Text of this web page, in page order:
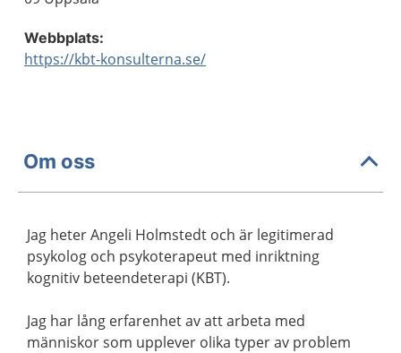
Webbplats:
https://kbt-konsulterna.se/
Om oss
Jag heter Angeli Holmstedt och är legitimerad
psykolog och psykoterapeut med inriktning
kognitiv beteendeterapi (KBT).
Jag har lång erfarenhet av att arbeta med
människor som upplever olika typer av problem